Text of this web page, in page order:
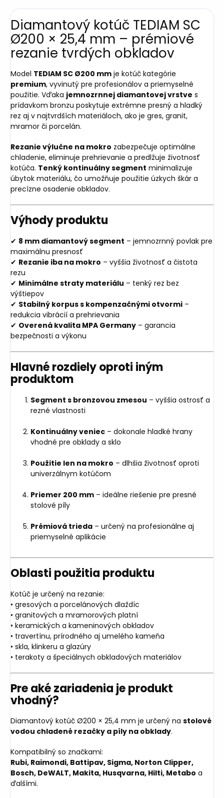
Diamantový kotúč TEDIAM SC
Ø200 × 25,4 mm – prémiové
rezanie tvrdých obkladov
Model TEDIAM SC Ø200 mm je kotúč kategórie
premium, vyvinutý pre profesionálov a priemyselné
použitie. Vďaka jemnozrnnej diamantovej vrstve s
prídavkom bronzu poskytuje extrémne presný a hladký
rez aj v najtvrdších materiáloch, ako je gres, granit,
mramor či porcelán.
Rezanie výlučne na mokro zabezpečuje optimálne
chladenie, eliminuje prehrievanie a predlžuje životnosť
kotúča. Tenký kontinuálny segment minimalizuje
úbytok materiálu, čo umožňuje použitie úzkych škár a
precízne osadenie obkladov.
Výhody produktu
✔ 8 mm diamantový segment – jemnozrnný povlak pre
maximálnu presnosť
✔ Rezanie iba na mokro – vyššia životnosť a čistota
rezu
✔ Minimálne straty materiálu – tenký rez bez
výštiepov
✔ Stabilný korpus s kompenzačnými otvormi –
redukcia vibrácií a prehrievania
✔ Overená kvalita MPA Germany – garancia
bezpečnosti a výkonu
Hlavné rozdiely oproti iným
produktom
Segment s bronzovou zmesou – vyššia ostrosť a
rezné vlastnosti
Kontinuálny veniec – dokonale hladké hrany
vhodné pre obklady a sklo
Použitie len na mokro – dlhšia životnosť oproti
univerzálnym kotúčom
Priemer 200 mm – ideálne riešenie pre presné
stolové píly
Prémiová trieda – určený na profesionálne aj
priemyselné aplikácie
Oblasti použitia produktu
Kotúč je určený na rezanie:
• gresových a porcelánových dlaždíc
• granitových a mramorových platní
• keramických a kameninových obkladov
• travertínu, prírodného aj umelého kameňa
• skla, klinkeru a glazúry
• terakoty a špeciálnych obkladových materiálov
Pre aké zariadenia je produkt
vhodný?
Diamantový kotúč Ø200 × 25,4 mm je určený na stolové
vodou chladené rezačky a píly na obklady.
Kompatibilný so značkami:
Rubi, Raimondi, Battipav, Sigma, Norton Clipper,
Bosch, DeWALT, Makita, Husqvarna, Hilti, Metabo a
ďalšími.